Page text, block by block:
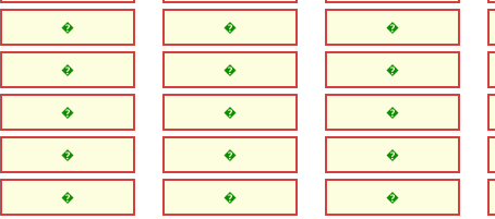
� � �
� � �
� � �
� � �
� � �